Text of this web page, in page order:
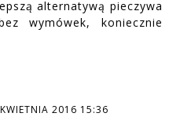
alternatywą pieczywa
wymówek, koniecznie
2016 15:36